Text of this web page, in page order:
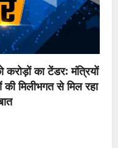
का टेंडर: मंत्रियों
मिलीभगत से मिल रहा